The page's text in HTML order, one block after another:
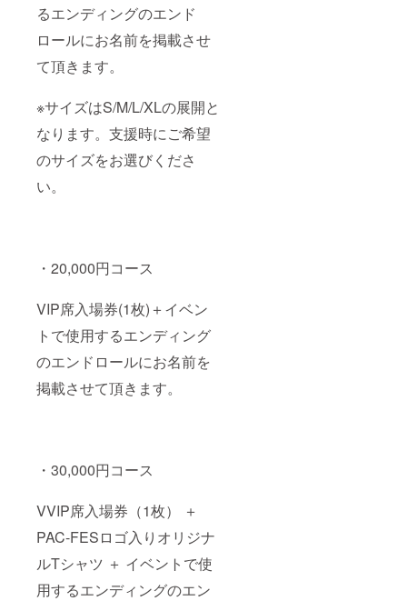
るエンディングのエンド
ロールにお名前を掲載させ
て頂きます。
※サイズはS/M/L/XLの展開と
なります。支援時にご希望
のサイズをお選びくださ
い。
・20,000円コース
VIP席入場券(1枚)＋イベン
トで使用するエンディング
のエンドロールにお名前を
掲載させて頂きます。
・30,000円コース
VVIP席入場券（1枚） ＋
PAC-FESロゴ入りオリジナ
ルTシャツ ＋ イベントで使
用するエンディングのエン